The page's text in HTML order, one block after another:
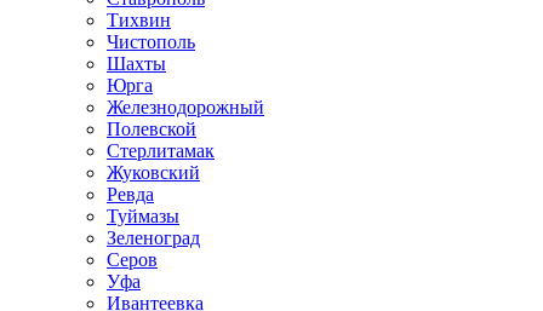
Тихвин
Чистополь
Шахты
Юрга
Железнодорожный
Полевской
Стерлитамак
Жуковский
Ревда
Туймазы
Зеленоград
Серов
Уфа
Ивантеевка